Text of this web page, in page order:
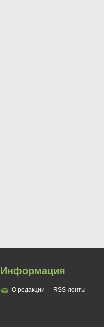
Информация
О редакции RSS-ленты